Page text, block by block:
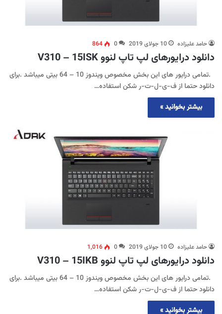
حامد علیزاده 10 جولای 2019 0
864
دانلود درایورهای لپ تاپ لنوو V310 – 15ISK
.تمامی درایور های این بخش مخصوص ویندوز 10 – 64 بیتی میباشد .برای
دانلود حتما از ف-ی-ل-ت-ر شکن استفاده…
بیشتر بخوانید »
حامد علیزاده 10 جولای 2019 0
1,016
دانلود درایورهای لپ تاپ لنوو V310 – 15IKB
.تمامی درایور های این بخش مخصوص ویندوز 10 – 64 بیتی میباشد .برای
دانلود حتما از ف-ی-ل-ت-ر شکن استفاده…
بیشتر بخوانید »